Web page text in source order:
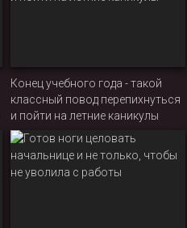
Конец учебного года - такой
классный повод перепихнуться
и пойти на летние каникулы